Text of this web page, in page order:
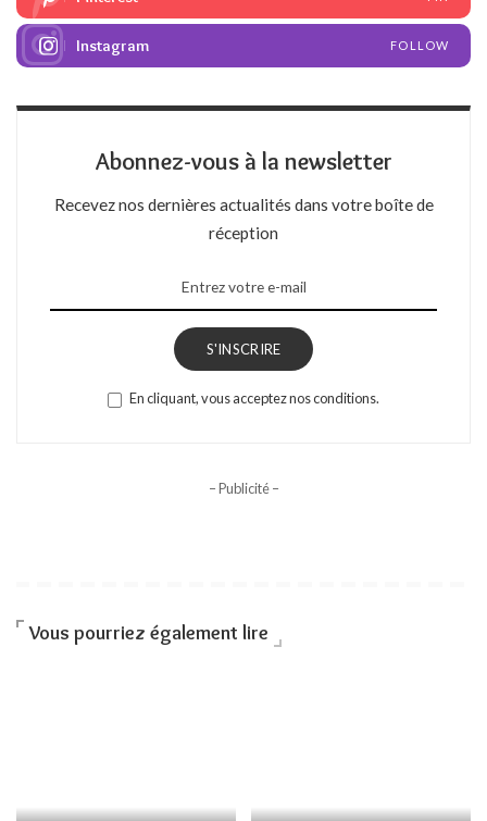
Instagram FOLLOW
Abonnez-vous à la newsletter
Recevez nos dernières actualités dans votre boîte de
réception
S'INSCRIRE
En cliquant, vous acceptez nos conditions.
– Publicité –
Vous pourriez également lire